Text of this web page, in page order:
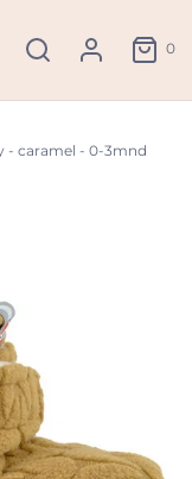
0
- caramel - 0-3mnd